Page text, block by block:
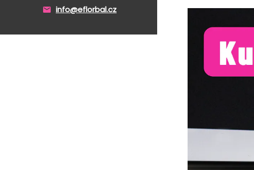
info@eflorbal.cz